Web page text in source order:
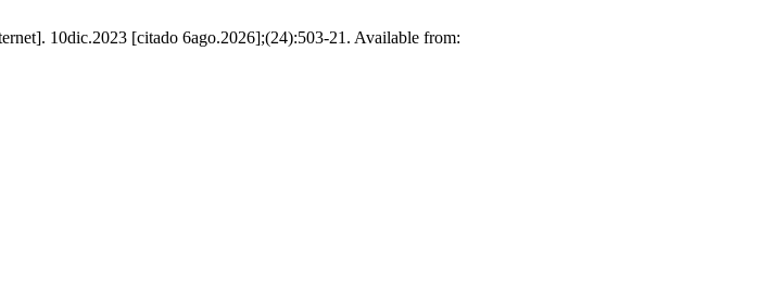
10dic.2023 [citado 6ago.2026];(24):503-21. Available from: